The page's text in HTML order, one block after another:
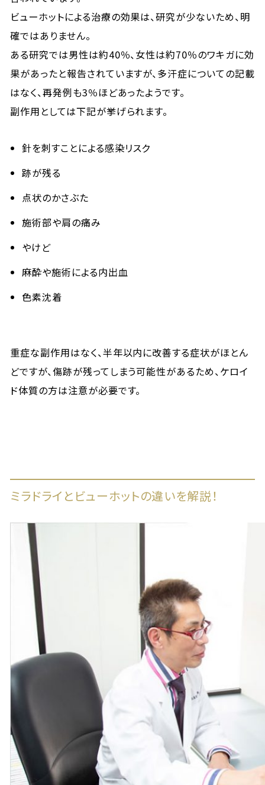
ビューホットによる治療の効果は、研究が少ないため、明
確ではありません。
ある研究では男性は約40％、女性は約70％のワキガに効
果があったと報告されていますが、多汗症についての記載
はなく、再発例も3％ほどあったようです。
副作用としては下記が挙げられます。
針を刺すことによる感染リスク
跡が残る
点状のかさぶた
施術部や肩の痛み
やけど
麻酔や施術による内出血
色素沈着
重症な副作用はなく、半年以内に改善する症状がほとん
どですが、傷跡が残ってしまう可能性があるため、ケロイ
ド体質の方は注意が必要です。
ミラドライとビューホットの違いを解説！